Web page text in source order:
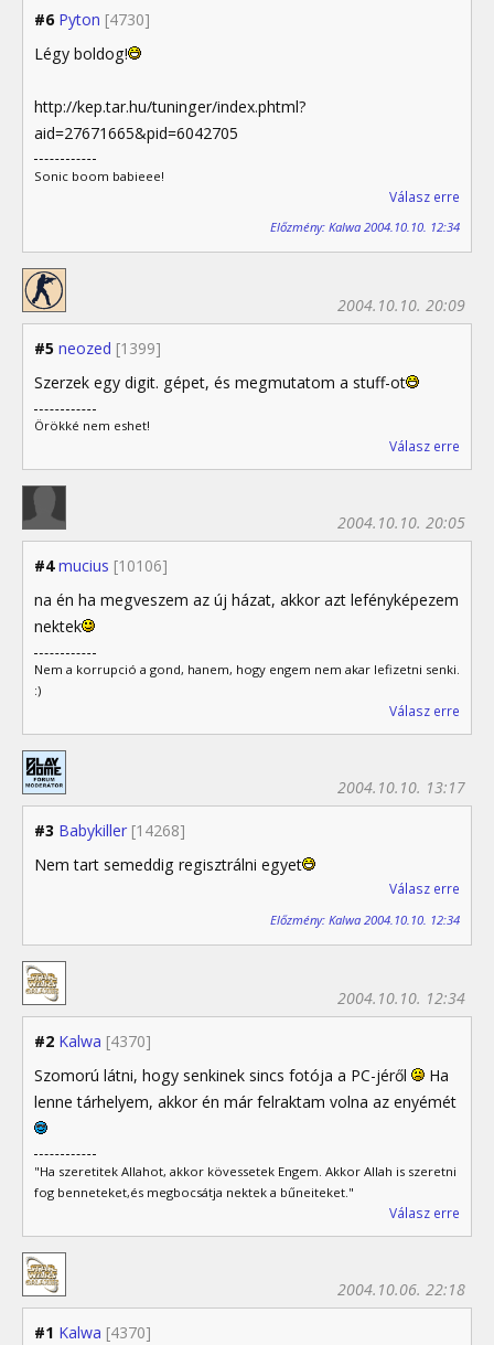
#6 Pyton [4730]
Légy boldog!
http://kep.tar.hu/tuninger/index.phtml?
aid=27671665&pid=6042705
Sonic boom babieee!
Válasz erre
Előzmény: Kalwa 2004.10.10. 12:34
#5 neozed [1399]
2004.10.10. 20:09
Szerzek egy digit. gépet, és megmutatom a stuff-ot
Örökké nem eshet!
Válasz erre
#4 mucius [10106]
2004.10.10. 20:05
na én ha megveszem az új házat, akkor azt lefényképezem
nektek
Nem a korrupció a gond, hanem, hogy engem nem akar lefizetni senki.
:)
Válasz erre
#3 Babykiller [14268]
2004.10.10. 13:17
Nem tart semeddig regisztrálni egyet
Válasz erre
Előzmény: Kalwa 2004.10.10. 12:34
#2 Kalwa [4370]
2004.10.10. 12:34
Szomorú látni, hogy senkinek sincs fotója a PC-jéről
Ha
lenne tárhelyem, akkor én már felraktam volna az enyémét
"Ha szeretitek Allahot, akkor kövessetek Engem. Akkor Allah is szeretni
fog benneteket,és megbocsátja nektek a bűneiteket."
Válasz erre
#1 Kalwa [4370]
2004.10.06. 22:18